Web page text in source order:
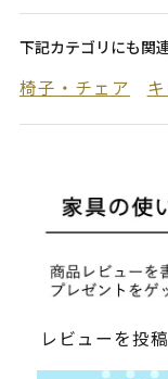
下記カテゴリにも関
椅子・チェア
レビューを投